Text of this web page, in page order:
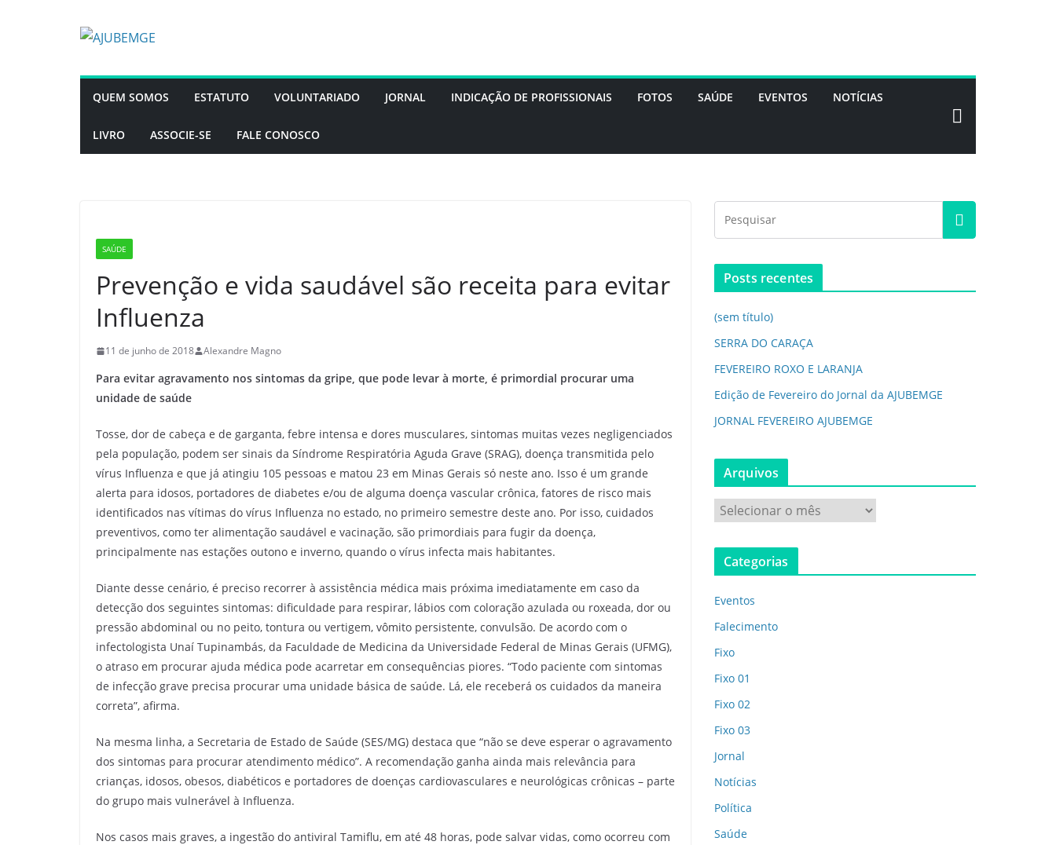
QUEM SOMOS ESTATUTO VOLUNTARIADO JORNAL INDICAÇÃO DE PROFISSIONAIS FOTOS SAÚDE EVENTOS NOTÍCIAS
LIVRO ASSOCIE-SE FALE CONOSCO
SAÚDE
Prevenção e vida saudável são receita para evitar
Influenza
11 de junho de 2018 Alexandre Magno
Para evitar agravamento nos sintomas da gripe, que pode levar à morte, é primordial procurar uma
unidade de saúde
Tosse, dor de cabeça e de garganta, febre intensa e dores musculares, sintomas muitas vezes negligenciados
pela população, podem ser sinais da Síndrome Respiratória Aguda Grave (SRAG), doença transmitida pelo
vírus Influenza e que já atingiu 105 pessoas e matou 23 em Minas Gerais só neste ano. Isso é um grande
alerta para idosos, portadores de diabetes e/ou de alguma doença vascular crônica, fatores de risco mais
identificados nas vítimas do vírus Influenza no estado, no primeiro semestre deste ano. Por isso, cuidados
preventivos, como ter alimentação saudável e vacinação, são primordiais para fugir da doença,
principalmente nas estações outono e inverno, quando o vírus infecta mais habitantes.
Diante desse cenário, é preciso recorrer à assistência médica mais próxima imediatamente em caso da
detecção dos seguintes sintomas: dificuldade para respirar, lábios com coloração azulada ou roxeada, dor ou
pressão abdominal ou no peito, tontura ou vertigem, vômito persistente, convulsão. De acordo com o
infectologista Unaí Tupinambás, da Faculdade de Medicina da Universidade Federal de Minas Gerais (UFMG),
o atraso em procurar ajuda médica pode acarretar em consequências piores. “Todo paciente com sintomas
de infecção grave precisa procurar uma unidade básica de saúde. Lá, ele receberá os cuidados da maneira
correta”, afirma.
Na mesma linha, a Secretaria de Estado de Saúde (SES/MG) destaca que “não se deve esperar o agravamento
dos sintomas para procurar atendimento médico”. A recomendação ganha ainda mais relevância para
crianças, idosos, obesos, diabéticos e portadores de doenças cardiovasculares e neurológicas crônicas – parte
do grupo mais vulnerável à Influenza.
Nos casos mais graves, a ingestão do antiviral Tamiflu, em até 48 horas, pode salvar vidas, como ocorreu com
Posts recentes
(sem título)
SERRA DO CARAÇA
FEVEREIRO ROXO E LARANJA
Edição de Fevereiro do Jornal da AJUBEMGE
JORNAL FEVEREIRO AJUBEMGE
Arquivos
r
q
v
o
s
Categorias
Eventos
Falecimento
Fixo
Fixo 01
Fixo 02
Fixo 03
Jornal
Notícias
Política
Saúde